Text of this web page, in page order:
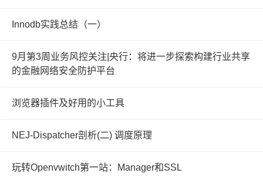
Innodb实践总结（一）
9月第3周业务风控关注|央行：将进一步探索构建行业共享
的金融网络安全防护平台
浏览器插件及好用的小工具
NEJ-Dispatcher剖析(二) 调度原理
玩转Openvwitch第一站：Manager和SSL